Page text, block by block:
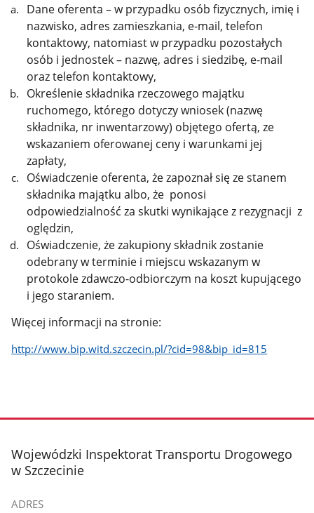
Dane oferenta – w przypadku osób fizycznych, imię i
nazwisko, adres zamieszkania, e-mail, telefon
kontaktowy, natomiast w przypadku pozostałych
osób i jednostek – nazwę, adres i siedzibę, e-mail
oraz telefon kontaktowy,
Określenie składnika rzeczowego majątku
ruchomego, którego dotyczy wniosek (nazwę
składnika, nr inwentarzowy) objętego ofertą, ze
wskazaniem oferowanej ceny i warunkami jej
zapłaty,
Oświadczenie oferenta, że zapoznał się ze stanem
składnika majątku albo, że ponosi
odpowiedzialność za skutki wynikające z rezygnacji z
oględzin,
Oświadczenie, że zakupiony składnik zostanie
odebrany w terminie i miejscu wskazanym w
protokole zdawczo-odbiorczym na koszt kupującego
i jego staraniem.
Więcej informacji na stronie:
http://www.bip.witd.szczecin.pl/?cid=98&bip_id=815
stopka
Wojewódzki Inspektorat Transportu Drogowego
w Szczecinie
ADRES